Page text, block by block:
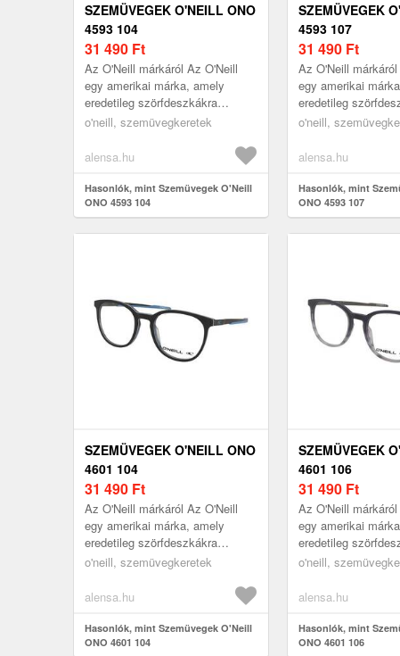
SZEMÜVEGEK O'NEILL ONO
4593 104
31 490 Ft
Az O'Neill márkáról Az O'Neill
egy amerikai márka, amely
eredetileg szörfdeszkákra
specializálódott, és
tengerparti hangu...
o'neill, szemüvegkeretek
alensa.hu
Hasonlók, mint Szemüvegek O'Neill
ONO 4593 104
SZEMÜVEGEK
4593 107
31 490 Ft
Az O'Neill
egy amerikai
eredetileg
specializálódott, és
tengerparti hangu...
o'neill,
alensa.hu
Hasonlók, mint
ONO 4593 107
SZEMÜVEGEK O'NEILL ONO
4601 104
31 490 Ft
Az O'Neill márkáról Az O'Neill
egy amerikai márka, amely
eredetileg szörfdeszkákra
specializálódott, és
tengerparti hangu...
o'neill, szemüvegkeretek
alensa.hu
Hasonlók, mint Szemüvegek O'Neill
ONO 4601 104
SZEMÜVEGEK
4601 106
31 490 Ft
Az O'Neill
egy amerikai
eredetileg
specializálódott, és
tengerparti hangu...
o'neill,
alensa.hu
Hasonlók, mint
ONO 4601 106